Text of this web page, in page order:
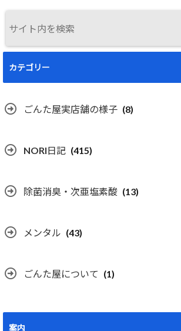
カテゴリー
ごんた屋実店舗の様子 (8)
NORI日記 (415)
除菌消臭・次亜塩素酸 (13)
メンタル (43)
ごんた屋について (1)
案内